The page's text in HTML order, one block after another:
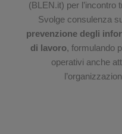
(BLEN.it) per l’incontro
Svolge consulenza
prevenzione degli
di lavoro, formulando
operativi anche